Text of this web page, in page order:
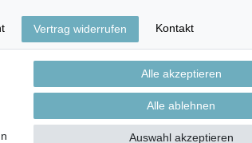
Vertrag widerrufen Kontakt
Alle akzeptieren
Alle ablehnen
Auswahl akzeptieren